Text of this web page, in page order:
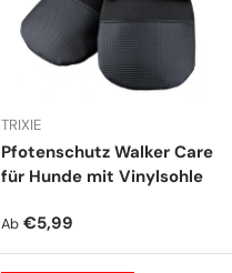
TRIXIE
Pfotenschutz Walker Care
für Hunde mit Vinylsohle
Normaler Preis
Ab €5,99